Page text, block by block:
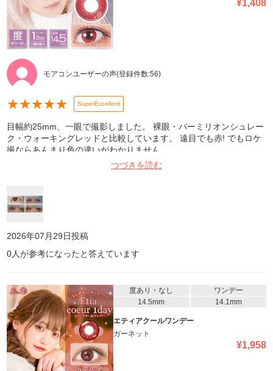
¥1,408
モアコンユーザーの声(登録件数:56)
★★★★★ SuperExcellent
目幅約25mm、一眼で撮影しました。 裸眼・バーミリオンシュレー
ク・ウォーキングレッドと比較しています。 遠目でも赤! でもロケ
撮ならあんまり色の違いがわかりません。
つづきを読む
2026年07月29日投稿
0人が参考になったと答えています
度あり・なし
ワンデー
14.5mm
14.1mm
エティアクールワンデー
ガーネット
¥1,958